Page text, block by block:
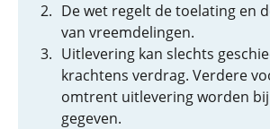
De wet regelt de toelating en
van vreemdelingen.
Uitlevering kan slechts
krachtens verdrag. Verdere
omtrent uitlevering worden
gegeven.